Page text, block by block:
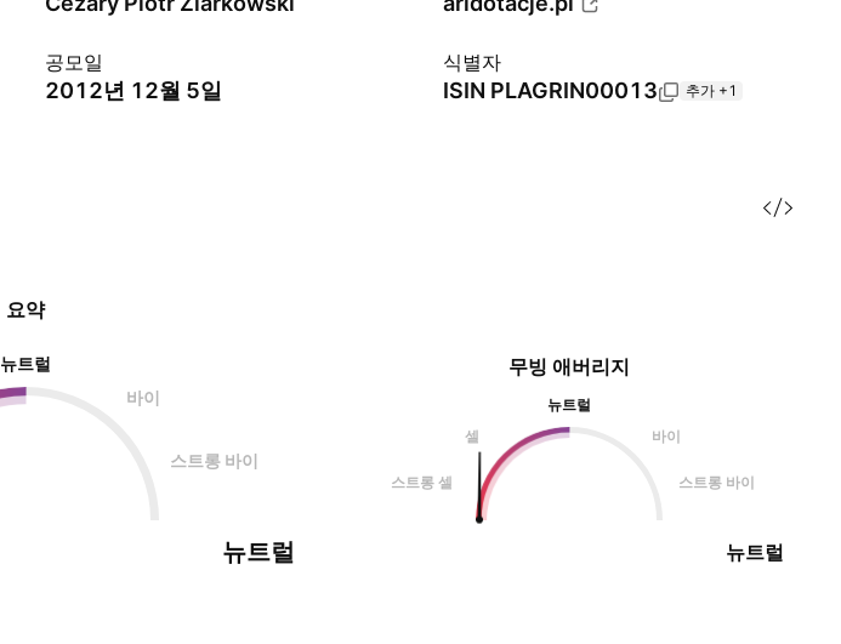
공모일
2012년 12월 5일
식별자
ISIN PLAGRIN00013 추가 +1
요약
뉴트럴
바이
스트롱 바이
뉴트럴
무빙 애버리지
뉴트럴
셀
바이
스트롱 셀 스트롱 바이
뉴트럴